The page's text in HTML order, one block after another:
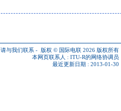
请与我们联系 - 版权 © 国际电联 2026 版权所有
本网页联系人 : ITU-R的网络协调员
最近更新日期 : 2013-01-30